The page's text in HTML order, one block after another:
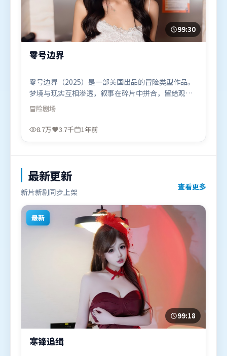
99:30
零号边界
零号边界（2025）是一部美国出品的冒险类型作品。
梦境与现实互相渗透，叙事在碎片中拼合，留给观众
回味空间。类型元素被重新组合，既致敬经典也尝试
突破套路。由娄烨执导，黄政民、提莫西·查拉米、
全智贤，孙艺珍、汤姆·哈迪等联袂出演。影片于
冒险剧场
8.7万 3.7千 1年前
最新更新
新片新剧同步上架
查看更多
最新
99:18
寒锋追缉